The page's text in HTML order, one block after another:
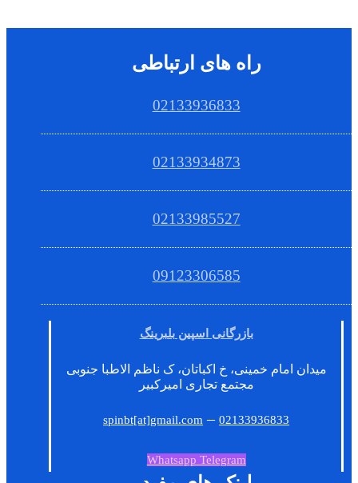
راه های ارتباطی
02133936833
02133934873
02133985527
09123306585
بازرگانی اسپین بلبرینگ
میدان امام خمینی، خ اکباتان، ک ناظم الاطبا جنوبی
مجتمع تجاری امیرکبیر
spinbt[at]gmail.com –02133936833
Whatsapp Telegram